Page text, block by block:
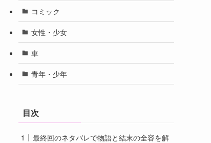
コミック
女性・少女
車
青年・少年
目次
最終回のネタバレで物語と結末の全容を解